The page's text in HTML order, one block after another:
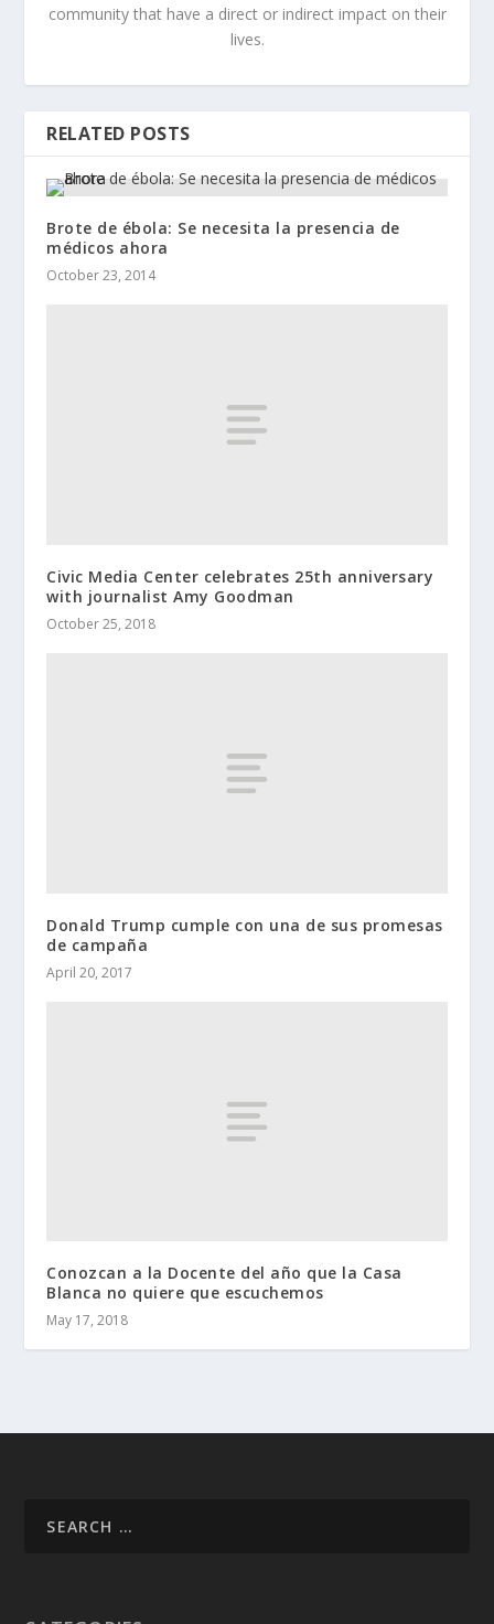
community that have a direct or indirect impact on their
lives.
RELATED POSTS
Brote de ébola: Se necesita la presencia de
médicos ahora
October 23, 2014
Civic Media Center celebrates 25th anniversary
with journalist Amy Goodman
October 25, 2018
Donald Trump cumple con una de sus promesas
de campaña
April 20, 2017
Conozcan a la Docente del año que la Casa
Blanca no quiere que escuchemos
May 17, 2018